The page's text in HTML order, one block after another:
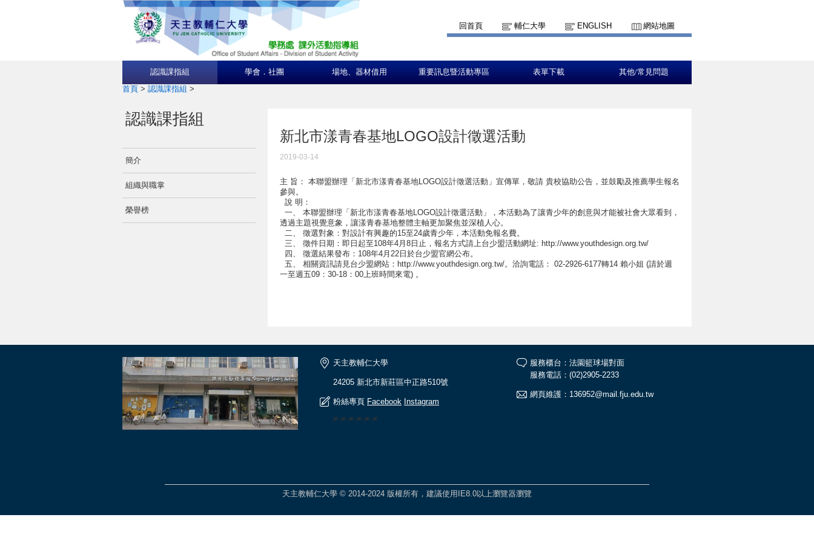
回首頁 輔仁大學 ENGLISH 網站地圖
認識課指組 學會．社團 場地、器材借用 重要訊息暨活動專區 表單下載 其他/常見問題
首頁 > 認識課指組 >
認識課指組
簡介
組織與職掌
榮譽榜
新北市漾青春基地LOGO設計徵選活動
2019-03-14
主 旨： 本聯盟辦理「新北市漾青春基地LOGO設計徵選活動」宣傳單，敬請 貴校協助公告，並鼓勵及推薦學生報名
參與。
說 明：
一、 本聯盟辦理「新北市漾青春基地LOGO設計徵選活動」，本活動為了讓青少年的創意與才能被社會大眾看到，
透過主題視覺意象，讓漾青春基地整體主軸更加聚焦並深植人心。
二、 徵選對象：對設計有興趣的15至24歲青少年，本活動免報名費。
三、 徵件日期：即日起至108年4月8日止，報名方式請上台少盟活動網址: http://www.youthdesign.org.tw/
四、 徵選結果發布：108年4月22日於台少盟官網公布。
五、 相關資訊請見台少盟網站：http://www.youthdesign.org.tw/。洽詢電話： 02-2926-6177轉14 賴小姐 (請於週
一至週五09：30-18：00上班時間來電) 。
天主教輔仁大學
24205 新北市新莊區中正路510號
粉絲專頁 Facebook Instagram
🎆🎆🎆🎆🎆🎆
服務櫃台：法園籃球場對面
服務電話：(02)2905-2233
網頁維護：136952@mail.fju.edu.tw
天主教輔仁大學 © 2014-2024 版權所有，建議使用IE8.0以上瀏覽器瀏覽